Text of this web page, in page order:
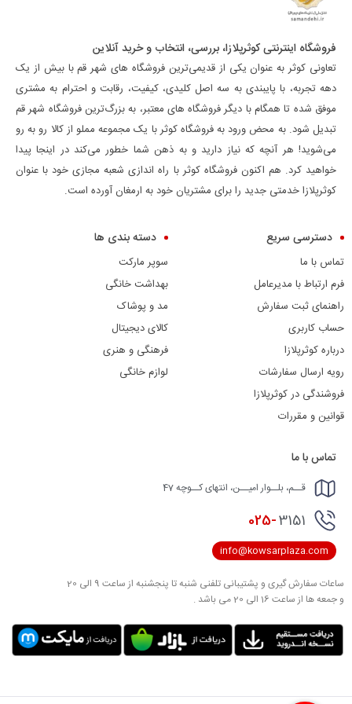
فروشگاه اینترنتی کوثرپلازا، بررسی، انتخاب و خرید آنلاین
تعاونی کوثر به عنوان یکی از قدیمی‌ترین فروشگاه های شهر قم با بیش از یک
دهه تجربه، با پایبندی به سه اصل کلیدی، کیفیت، رقابت و احترام به مشتری
موفق شده تا همگام با دیگر فروشگاه های معتبر، به بزرگ‌ترین فروشگاه شهر قم
تبدیل شود. به محض ورود به فروشگاه کوثر با یک مجموعه مملو از کالا رو به رو
می‌شوید! هر آنچه که نیاز دارید و به ذهن شما خطور می‌کند در اینجا پیدا
خواهید کرد. هم اکنون فروشگاه کوثر با راه اندازی شعبه مجازی خود با عنوان
کوثرپلازا خدمتی جدید را برای مشتریان خود به ارمغان آورده است.
دسترسی سریع
تماس با ما
فرم ارتباط با مدیرعامل
راهنمای ثبت سفارش
حساب کاربری
درباره کوثرپلازا
رویه ارسال سفارشات
فروشندگی در کوثرپلازا
قوانین و مقررات
دسته بندی ها
سوپر مارکت
بهداشت خانگی
مد و پوشاک
کالای دیجیتال
فرهنگی و هنری
لوازم خانگی
تماس با ما
قــم، بلــوار امیــن، انتهای کــوچه 47
025-3151
info@kowsarplaza.com
ساعات سفارش گیری و پشتیبانی تلفنی شنبه تا پنجشنبه از ساعت 9 الی 20
و جمعه ها از ساعت 16 الی 20 می باشد .